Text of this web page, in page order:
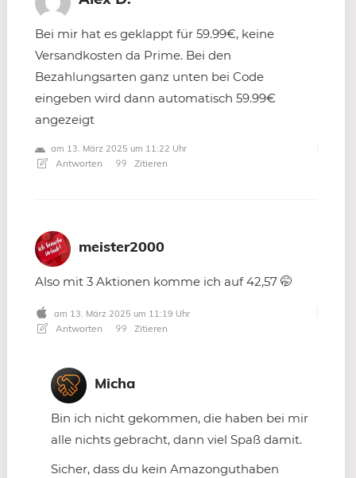
Bei mir hat es geklappt für 59.99€, keine
Versandkosten da Prime. Bei den
Bezahlungsarten ganz unten bei Code
eingeben wird dann automatisch 59.99€
angezeigt
am 13. März 2025 um 11:22 Uhr
Antworten Zitieren
meister2000
Also mit 3 Aktionen komme ich auf 42,57 🤭
am 13. März 2025 um 11:19 Uhr
Antworten Zitieren
Micha
Bin ich nicht gekommen, die haben bei mir
alle nichts gebracht, dann viel Spaß damit.
Sicher, dass du kein Amazonguthaben